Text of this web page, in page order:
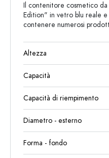
Il contenitore cosmetico
Edition" in vetro blu reale
contenere numerosi
Altezza
Capacità
Capacità di riempimento
Diametro - esterno
Forma - fondo